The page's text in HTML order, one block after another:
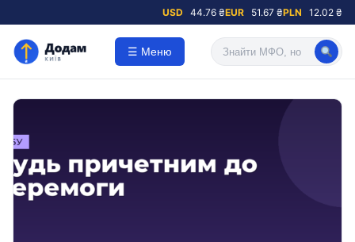
USD 44.76 ₴EUR 51.67 ₴PLN 12.02 ₴
☰ Меню